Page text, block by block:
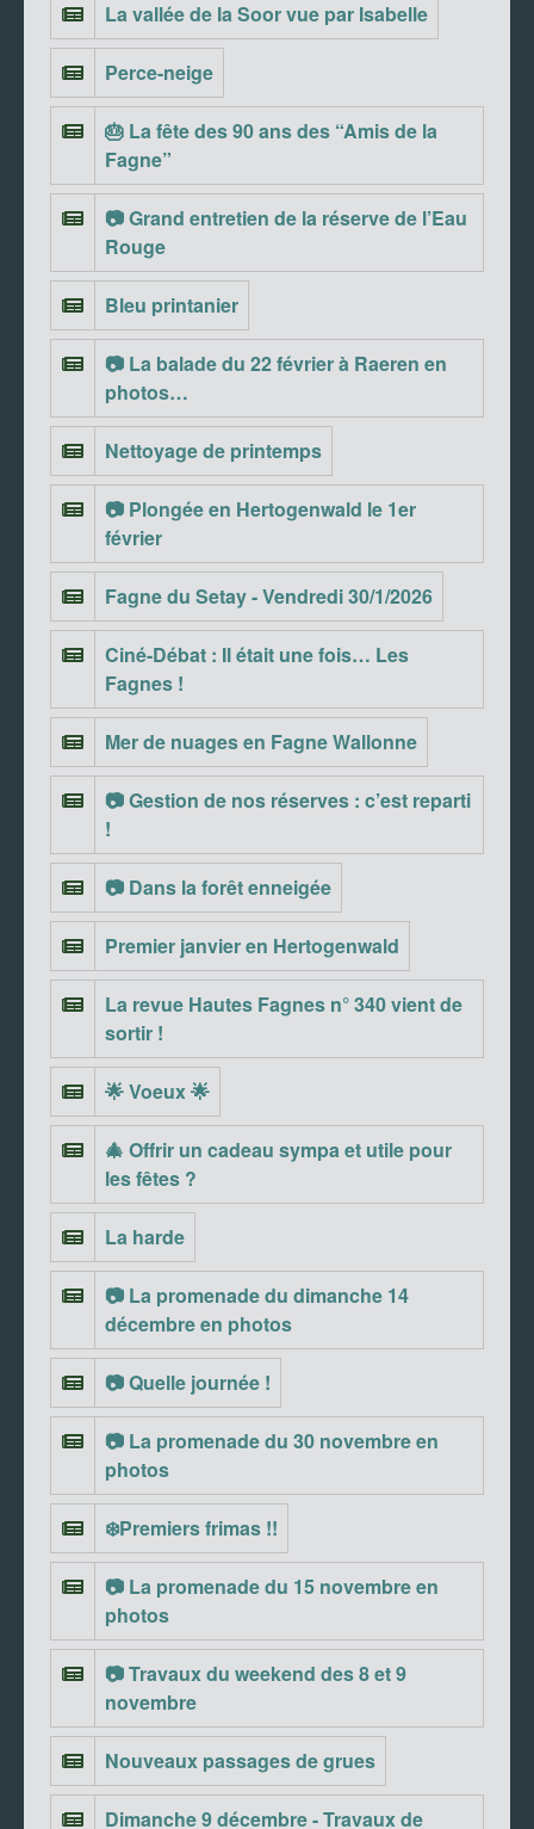
La vallée de la Soor vue par Isabelle
Perce-neige
🎂 La fête des 90 ans des “Amis de la
Fagne”
📷 Grand entretien de la réserve de l’Eau
Rouge
Bleu printanier
📷 La balade du 22 février à Raeren en
photos…
Nettoyage de printemps
📷 Plongée en Hertogenwald le 1er
février
Fagne du Setay - Vendredi 30/1/2026
Ciné-Débat : Il était une fois… Les
Fagnes !
Mer de nuages en Fagne Wallonne
📷 Gestion de nos réserves : c’est reparti
!
📷 Dans la forêt enneigée
Premier janvier en Hertogenwald
La revue Hautes Fagnes n° 340 vient de
sortir !
🌟 Voeux 🌟
🎄 Offrir un cadeau sympa et utile pour
les fêtes ?
La harde
📷 La promenade du dimanche 14
décembre en photos
📷 Quelle journée !
📷 La promenade du 30 novembre en
photos
❄️Premiers frimas !!
📷 La promenade du 15 novembre en
photos
📷 Travaux du weekend des 8 et 9
novembre
Nouveaux passages de grues
Dimanche 9 décembre - Travaux de